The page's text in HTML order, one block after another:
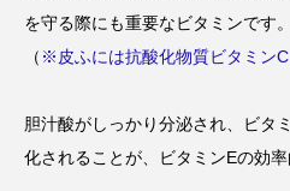
を守る際にも重要なビタミンです。
（ ※皮ふには抗酸化物質ビタミン
胆汁酸がしっかり分泌され、ビタ
化されることが、ビタミンEの効率